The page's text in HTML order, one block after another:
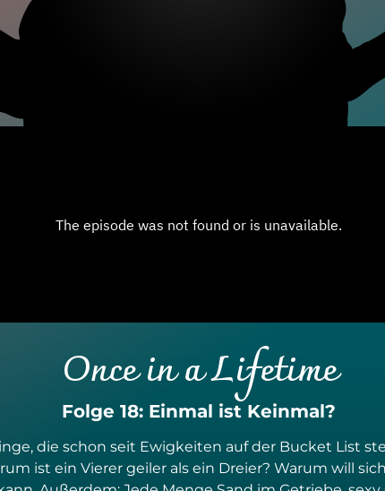
Once in a Lifetime
Folge 18: Einmal ist Keinmal?
die schon seit Ewigkeiten auf der Bucket List
ist ein Vierer geiler als ein Dreier? Warum will